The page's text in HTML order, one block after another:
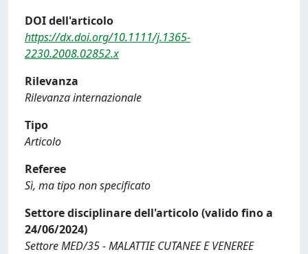
DOI dell'articolo
https://dx.doi.org/10.1111/j.1365-
2230.2008.02852.x
Rilevanza
Rilevanza internazionale
Tipo
Articolo
Referee
Sì, ma tipo non specificato
Settore disciplinare dell'articolo (valido fino a
24/06/2024)
Settore MED/35 - MALATTIE CUTANEE E VENEREE